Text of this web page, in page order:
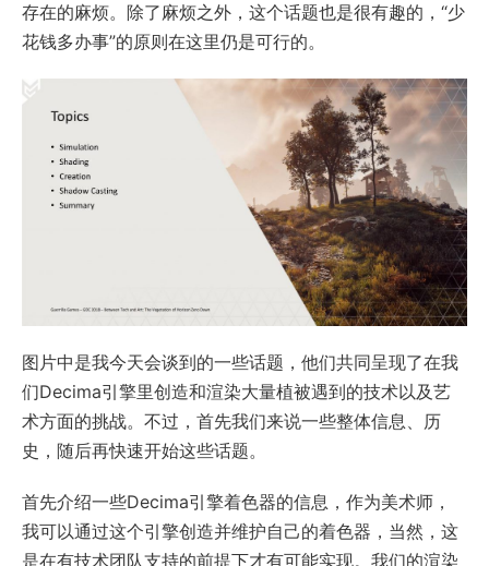
存在的麻烦。除了麻烦之外，这个话题也是很有趣的，“少
花钱多办事”的原则在这里仍是可行的。
图片中是我今天会谈到的一些话题，他们共同呈现了在我
们Decima引擎里创造和渲染大量植被遇到的技术以及艺
术方面的挑战。不过，首先我们来说一些整体信息、历
史，随后再快速开始这些话题。
首先介绍一些Decima引擎着色器的信息，作为美术师，
我可以通过这个引擎创造并维护自己的着色器，当然，这
是在有技术团队支持的前提下才有可能实现。我们的渲染